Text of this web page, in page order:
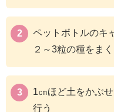
ペットボトルのキ
２～3粒の種をまく
1㎝ほど土をかぶ
行う